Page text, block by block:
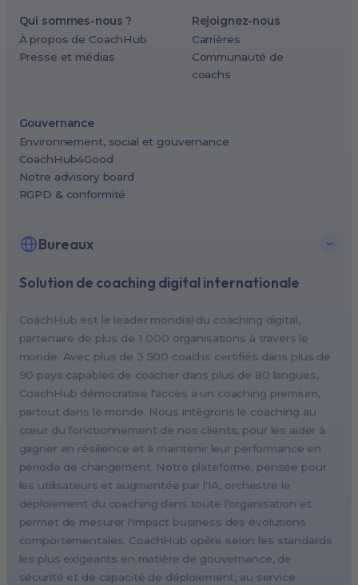
Solution de coaching digital internationale
CoachHub est le leader mondial du coaching digital,
partenaire de plus de 1 000 organisations à travers le
monde. Avec plus de 3 500 coachs certifiés dans plus de
90 pays capables de coacher dans plus de 80 langues,
CoachHub démocratise l'accès à un coaching premium,
partout dans le monde. Nous intégrons le coaching au
cœur du fonctionnement de nos clients, pour les aider à
gagner en résilience et à maintenir leur performance en
période de changement. Notre plateforme, pensée pour
les utilisateurs et augmentée par l'IA, orchestre le
déploiement du coaching dans toute l'organisation et
permet de mesurer l'impact business des évolutions
comportementales. CoachHub opère selon les standards
les plus exigeants en matière de gouvernance, de
sécurité et de capacité de déploiement, au service
Qui sommes-nous ?
À propos de CoachHub
Presse et médias
Rejoignez-nous
Carrières
Communauté de
coachs
Gouvernance
Environnement, social et gouvernance
CoachHub4Good
Notre advisory board
RGPD & conformité
Bureaux
New York, USA (North America HQ)
London, UK
Paris, France
Melbourne, Australia
Amsterdam, Netherlands
Milan, Italy
Madrid, Spain
Stockholm, Sweden
Vienna, Austria
Copenhagen, Denmark
Brussels, Belgium